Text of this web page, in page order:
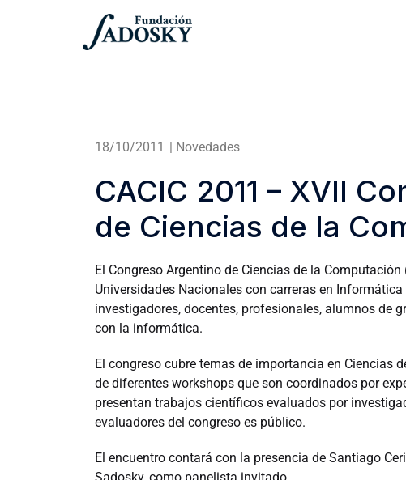
18/10/2011 | Novedades
CACIC 2011 – XVII
de Ciencias de la
El Congreso Argentino de Ciencias de la
Universidades Nacionales con carreras en Informática
investigadores, docentes, profesionales, alumnos de
con la informática.
El congreso cubre temas de importancia en Ciencias
de diferentes workshops que son coordinados por
presentan trabajos científicos evaluados por
evaluadores del congreso es público.
El encuentro contará con la presencia de Santiago